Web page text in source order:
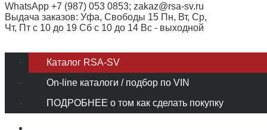
WhatsApp +7 (987) 053 0853; zakaz@rsa-sv.ru
Выдача заказов: Уфа, Свободы 15 Пн, Вт, Ср,
Чт, Пт с 10 до 19 Сб с 10 до 14 Вс - выходной
Каталог RSA-SV
On-line каталоги / подбор по VIN
ПОДРОБНЕЕ о том как сделать покупку